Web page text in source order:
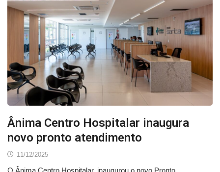
Ânima Centro Hospitalar inaugura
novo pronto atendimento
11/12/2025
O Ânima Centro Hospitalar, inaugurou o novo Pronto